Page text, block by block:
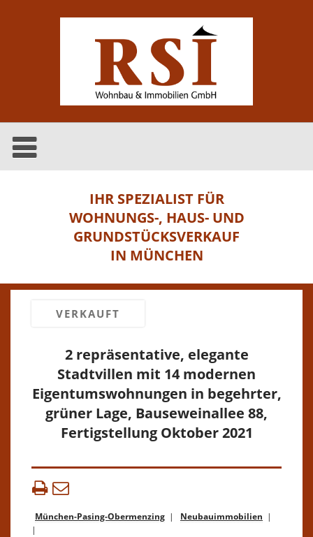
IHR SPEZIALIST FÜR
WOHNUNGS-, HAUS- UND
GRUNDSTÜCKSVERKAUF
IN MÜNCHEN
VERKAUFT
2 repräsentative, elegante
Stadtvillen mit 14 modernen
Eigentumswohnungen in begehrter,
grüner Lage, Bauseweinallee 88,
Fertigstellung Oktober 2021
München-Pasing-Obermenzing | Neubauimmobilien |
|